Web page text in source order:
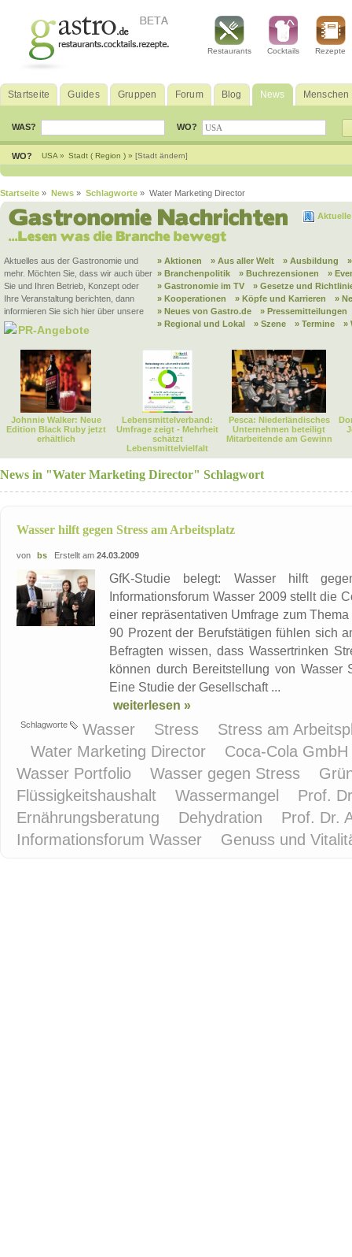
Restaurants Cocktails Rezepte
Startseite Guides Gruppen Forum Blog News Menschen
WAS? WO?
WO? USA » Stadt ( Region ) » [Stadt ändern]
Startseite » News » Schlagworte » Water Marketing Director
Aktuelles aus der Gastronomie und
mehr. Möchten Sie, dass wir auch über
Sie und Ihren Betrieb, Konzept oder
Ihre Veranstaltung berichten, dann
informieren Sie sich hier über unsere
PR-Angebote
» Aktionen » Aus aller Welt » Ausbildung
» Branchenpolitik
» Buchrezensionen
»
» Gastronomie im TV
» Gesetze und
» Kooperationen
» Köpfe und Karrieren
»
» Neues von Gastro.de
» Pressemitteilungen
» Regional und Lokal
» Szene » Termine »
Johnnie Walker: Neue
Edition Black Ruby jetzt
erhältlich
Lebensmittelverband:
Umfrage zeigt - Mehrheit
schätzt
Lebensmittelvielfalt
Pesca: Niederländisches
Unternehmen beteiligt
Mitarbeitende am Gewinn
News in "Water Marketing Director" Schlagwort
Wasser hilft gegen Stress am Arbeitsplatz
von bs Erstellt am 24.03.2009
GfK-Studie belegt: Wasser hilft
Informationsforum Wasser 2009 stellt die
einer repräsentativen Umfrage zum
90 Prozent der Berufstätigen fühlen sich
Befragten wissen, dass Wassertrinken
können durch Bereitstellung von Wasser
Eine Studie der Gesellschaft ...
weiterlesen »
Schlagworte Wasser Stress
Stress am
Water Marketing Director
Coca-Cola GmbH
Wasser Portfolio
Wasser gegen Stress
Flüssigkeitshaushalt
Wassermangel
Prof.
Ernährungsberatung
Dehydration
Prof. Dr.
Informationsforum Wasser
Genuss und